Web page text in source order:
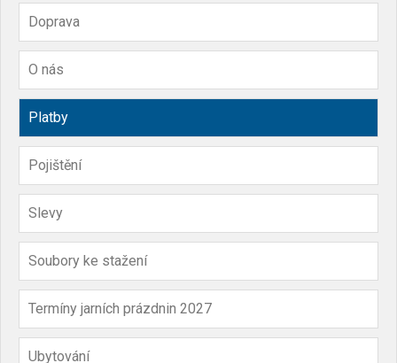
Doprava
O nás
Platby
Pojištění
Slevy
Soubory ke stažení
Termíny jarních prázdnin 2027
Ubytování